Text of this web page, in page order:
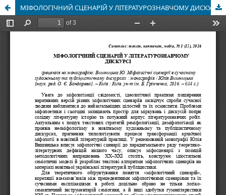
МІФОЛОГІЧНИЙ СЦЕНАРІЙ У ЛІТЕРАТУРОЗНАВЧОМУ ДИСКУРСІ